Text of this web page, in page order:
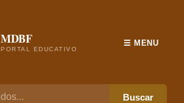
MDBF
PORTAL EDUCATIVO
Buscar
☰ MENU